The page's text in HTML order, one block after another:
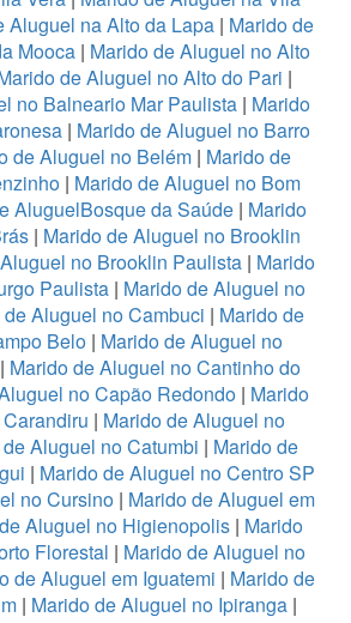
Aluguel na Alto da Lapa | Marido de
Mooca| Marido de Aluguel no Alto
de Aluguel no Alto do Pari |
no Balneario Mar Paulista| Marido
| Marido de Aluguel no Barro
de Aluguel no Belém | Marido de
| Marido de Aluguel no Bom
AluguelBosque da Saúde | Marido
| Marido de Aluguel no Brooklin
no Brooklin Paulista | Marido
Paulista | Marido de Aluguel no
de Aluguel no Cambuci | Marido de
Belo | Marido de Aluguel no
| Marido de Aluguel no Cantinho do
no Capão Redondo| Marido
| Marido de Aluguel no
Aluguel no Catumbi | Marido de
| Marido de Aluguel no Centro SP
no Cursino | Marido de Aluguel em
Aluguel no Higienopolis| Marido
Florestal | Marido de Aluguel no
de Aluguel em Iguatemi | Marido de
| Marido de Aluguel no Ipiranga |